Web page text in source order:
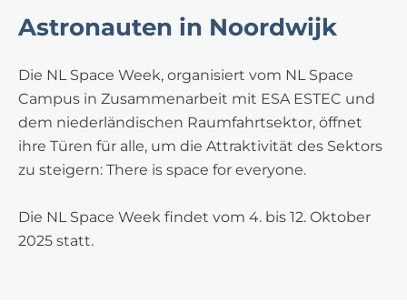
Astronauten in Noordwijk
Die NL Space Week, organisiert vom NL Space
Campus in Zusammenarbeit mit ESA ESTEC und
dem niederländischen Raumfahrtsektor, öffnet
ihre Türen für alle, um die Attraktivität des Sektors
zu steigern: There is space for everyone.
Die NL Space Week findet vom 4. bis 12. Oktober
2025 statt.